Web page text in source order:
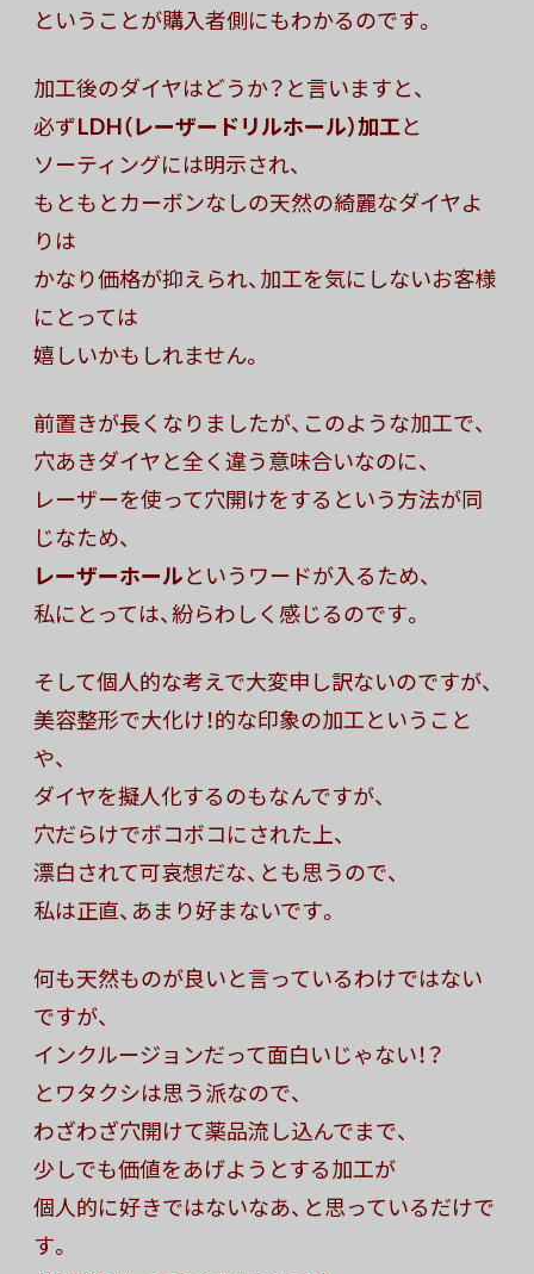
ということが購入者側にもわかるのです。
加工後のダイヤはどうか？と言いますと、
必ずLDH（レーザードリルホール）加工と
ソーティングには明示され、
もともとカーボンなしの天然の綺麗なダイヤよ
りは
かなり価格が抑えられ、加工を気にしないお客様
にとっては
嬉しいかもしれません。
前置きが長くなりましたが、このような加工で、
穴あきダイヤと全く違う意味合いなのに、
レーザーを使って穴開けをするという方法が同
じなため、
レーザーホールというワードが入るため、
私にとっては、紛らわしく感じるのです。
そして個人的な考えで大変申し訳ないのですが、
美容整形で大化け！的な印象の加工ということ
や、
ダイヤを擬人化するのもなんですが、
穴だらけでボコボコにされた上、
漂白されて可哀想だな、とも思うので、
私は正直、あまり好まないです。
何も天然ものが良いと言っているわけではない
ですが、
インクルージョンだって面白いじゃない！？
とワタクシは思う派なので、
わざわざ穴開けて薬品流し込んでまで、
少しでも価値をあげようとする加工が
個人的に好きではないなあ、と思っているだけで
す。